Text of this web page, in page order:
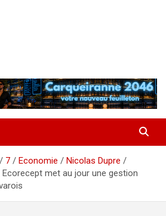
7 Economie
Nicolas Dupre
met au jour une gestion